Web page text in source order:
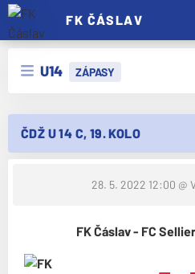
FK ČÁSLAV
U14 ZÁPASY
ČDŽ U 14 C, 19. KOLO
28. 5. 2022 12:00 @
FK Čáslav - FC